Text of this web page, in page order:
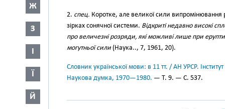
Ж
З
І
Ї
Й
2. спец. Коротке, але великої сили випромінювання
зірках сонячної системи. Відкриті недавно високі
про величезні розряди, які можливі лише при
могутньої сили (Наука.., 7, 1961, 20).
Словник української мови: в 11 тт. / АН УРСР.
Наукова думка, 1970—1980. — Т. 9. — С. 537.